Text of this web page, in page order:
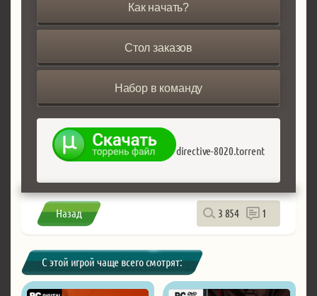
Как начать?
Стол заказов
Набор в команду
directive-8020.torrent
Назад 3 854 1
С этой игрой чаще всего смотрят: